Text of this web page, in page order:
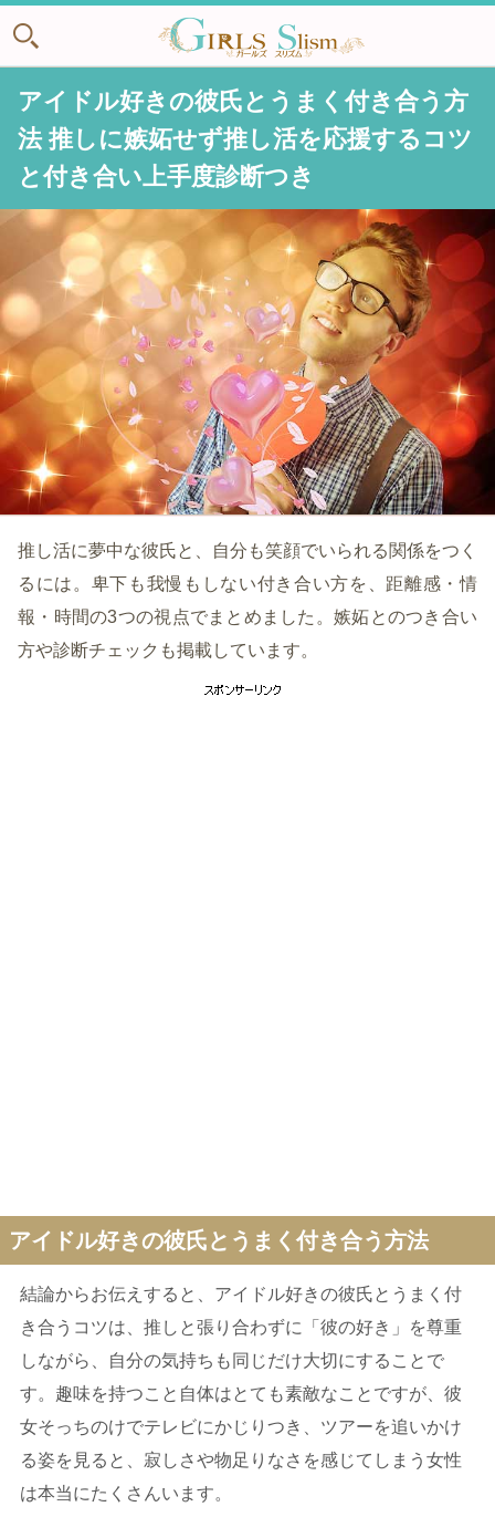
アイドル好きの彼氏とうまく付き合う方
法 推しに嫉妬せず推し活を応援するコツ
と付き合い上手度診断つき
推し活に夢中な彼氏と、自分も笑顔でいられる関係をつく
るには。卑下も我慢もしない付き合い方を、距離感・情
報・時間の3つの視点でまとめました。嫉妬とのつき合い
方や診断チェックも掲載しています。
アイドル好きの彼氏とうまく付き合う方法
結論からお伝えすると、アイドル好きの彼氏とうまく付
き合うコツは、推しと張り合わずに「彼の好き」を尊重
しながら、自分の気持ちも同じだけ大切にすることで
す。趣味を持つこと自体はとても素敵なことですが、彼
女そっちのけでテレビにかじりつき、ツアーを追いかけ
る姿を見ると、寂しさや物足りなさを感じてしまう女性
は本当にたくさんいます。